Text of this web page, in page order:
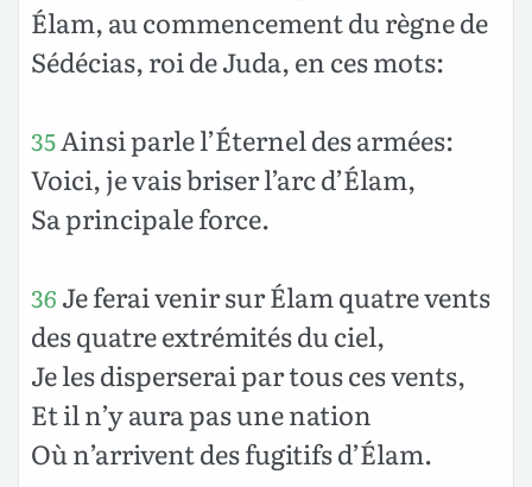
Élam, au commencement du règne de
Sédécias, roi de Juda, en ces mots:
35Ainsi parle l’Éternel des armées:
Voici, je vais briser l’arc d’Élam,
Sa principale force.
36 Je ferai venir sur Élam quatre vents
des quatre extrémités du ciel,
Je les disperserai par tous ces vents,
Et il n’y aura pas une nation
Où n’arrivent des fugitifs d’Élam.